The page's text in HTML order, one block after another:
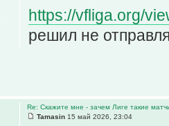
https://vfliga.org/
решил не
Re: Скажите мне - зачем Лиге такие
Tamasin 15 май 2026, 23:04